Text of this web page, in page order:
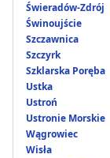
Świeradów-Zdrój
Świnoujście
Szczawnica
Szczyrk
Szklarska Poręba
Ustka
Ustroń
Ustronie Morskie
Wągrowiec
Wisła